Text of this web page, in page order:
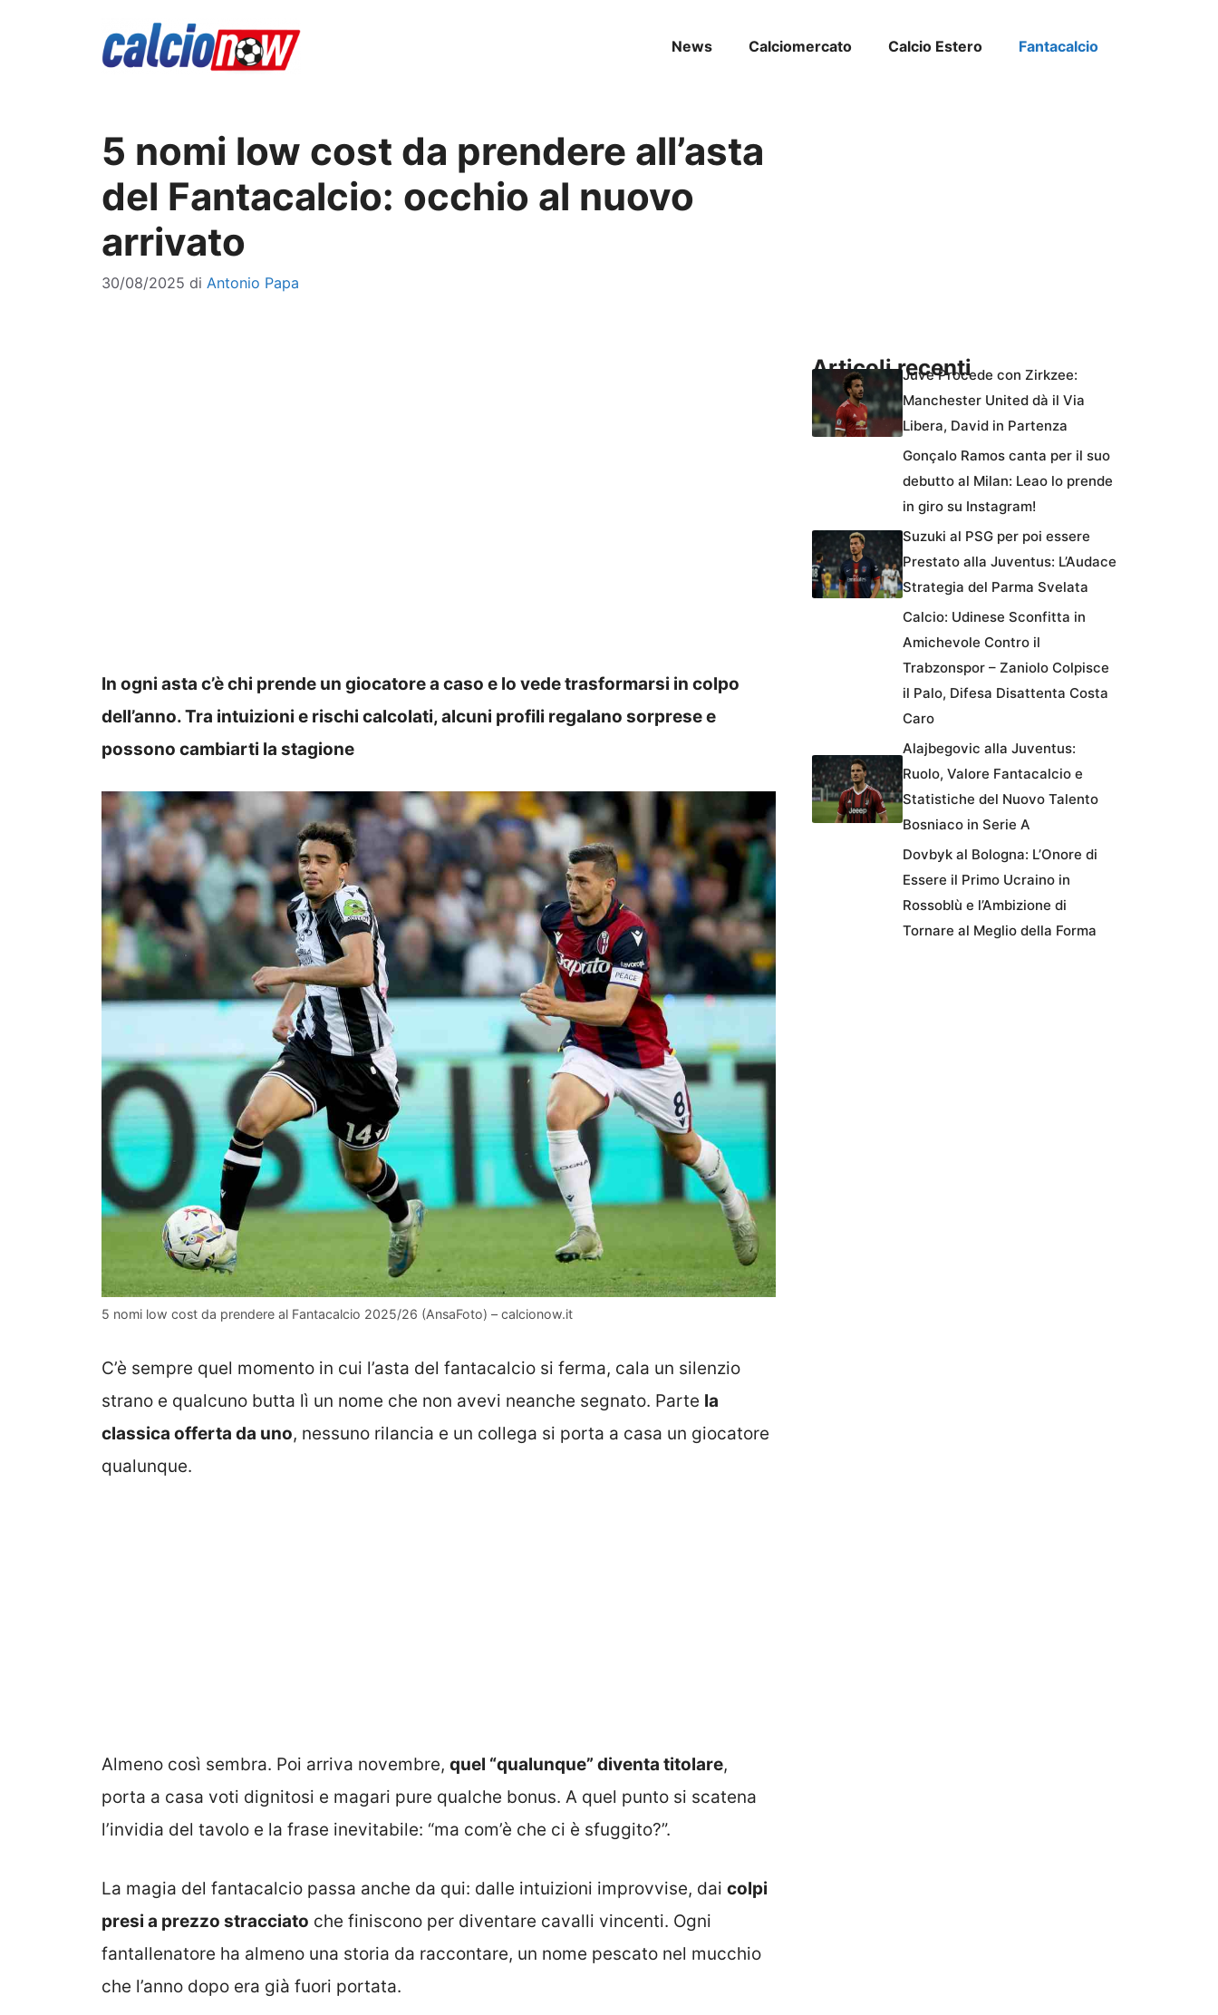
News Calciomercato Calcio Estero Fantacalcio
5 nomi low cost da prendere all’asta
del Fantacalcio: occhio al nuovo
arrivato
30/08/2025 di Antonio Papa
In ogni asta c’è chi prende un giocatore a caso e lo vede trasformarsi in colpo
dell’anno. Tra intuizioni e rischi calcolati, alcuni profili regalano sorprese e
possono cambiarti la stagione
5 nomi low cost da prendere al Fantacalcio 2025/26 (AnsaFoto) – calcionow.it
C’è sempre quel momento in cui l’asta del fantacalcio si ferma, cala un silenzio
strano e qualcuno butta lì un nome che non avevi neanche segnato. Parte la
classica offerta da uno, nessuno rilancia e un collega si porta a casa un giocatore
qualunque.
Almeno così sembra. Poi arriva novembre, quel “qualunque” diventa titolare,
porta a casa voti dignitosi e magari pure qualche bonus. A quel punto si scatena
l’invidia del tavolo e la frase inevitabile: “ma com’è che ci è sfuggito?”.
La magia del fantacalcio passa anche da qui: dalle intuizioni improvvise, dai colpi
presi a prezzo stracciato che finiscono per diventare cavalli vincenti. Ogni
fantallenatore ha almeno una storia da raccontare, un nome pescato nel mucchio
che l’anno dopo era già fuori portata.
Articoli recentiJuve Procede con Zirkzee:
Manchester United dà il Via
Libera, David in Partenza
Gonçalo Ramos canta per il suo
debutto al Milan: Leao lo prende
in giro su Instagram!
Suzuki al PSG per poi essere
Prestato alla Juventus: L’Audace
Strategia del Parma Svelata
Calcio: Udinese Sconfitta in
Amichevole Contro il
Trabzonspor – Zaniolo Colpisce
il Palo, Difesa Disattenta Costa
Caro
Alajbegovic alla Juventus:
Ruolo, Valore Fantacalcio e
Statistiche del Nuovo Talento
Bosniaco in Serie A
Dovbyk al Bologna: L’Onore di
Essere il Primo Ucraino in
Rossoblù e l’Ambizione di
Tornare al Meglio della Forma